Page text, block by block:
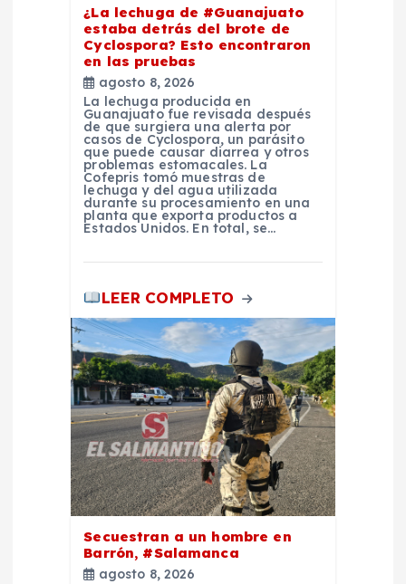
¿La lechuga de #Guanajuato
estaba detrás del brote de
Cyclospora? Esto encontraron
en las pruebas
agosto 8, 2026
La lechuga producida en
Guanajuato fue revisada después
de que surgiera una alerta por
casos de Cyclospora, un parásito
que puede causar diarrea y otros
problemas estomacales. La
Cofepris tomó muestras de
lechuga y del agua utilizada
durante su procesamiento en una
planta que exporta productos a
Estados Unidos. En total, se…
LEER COMPLETO
Secuestran a un hombre en
Barrón, #Salamanca
agosto 8, 2026